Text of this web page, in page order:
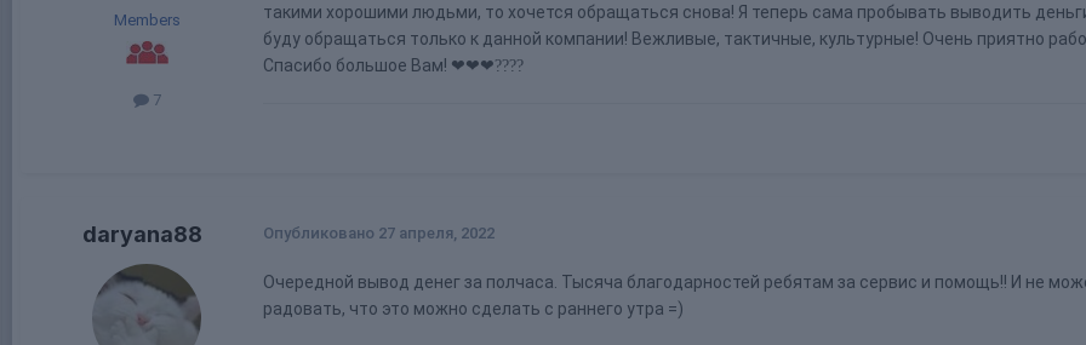
Members
7
такими хорошими людьми, то хочется обращаться снова! Я теперь сама пробывать выводить
буду обращаться только к данной компании! Вежливые, тактичные, культурные! Очень приятно
Спасибо большое Вам! ❤❤❤????
daryana88 Опубликовано 27 апреля, 2022
Очередной вывод денег за полчаса. Тысяча благодарностей ребятам за сервис и помощь!! И не
радовать, что это можно сделать с раннего утра =)